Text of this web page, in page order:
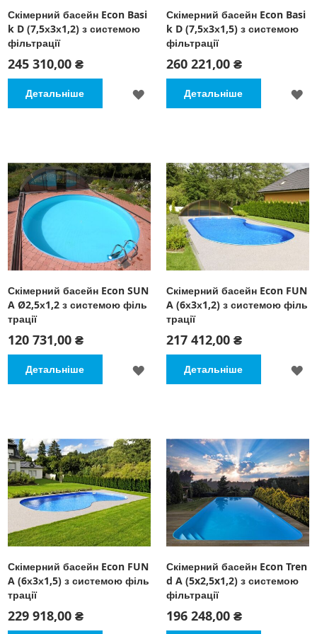
Скімерний басейн Econ Basi
k D (7,5х3х1,2) з системою
фільтрації
245 310,00 ₴
Детальніше
ДОДАТИ
БАЖАНЬ
Скімерний басейн Econ Basi
k D (7,5х3х1,5) з системою
фільтрації
260 221,00 ₴
Детальніше
Скімерний басейн Econ SUN
A Ø2,5х1,2 з системою філь
трації
120 731,00 ₴
Детальніше
ДОДАТИ
БАЖАНЬ
Скімерний басейн Econ FUN
A (6х3х1,2) з системою філь
трації
217 412,00 ₴
Детальніше
Скімерний басейн Econ FUN
A (6х3х1,5) з системою філь
трації
229 918,00 ₴
Скімерний басейн Econ Tren
d A (5x2,5x1,2) з системою
фільтрації
196 248,00 ₴